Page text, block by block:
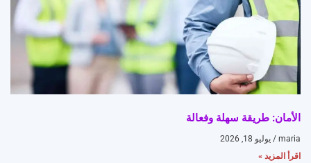
الأمان: طريقة سهلة وفعالة
maria
يوليو 18, 2026
اقرأ المزيد »